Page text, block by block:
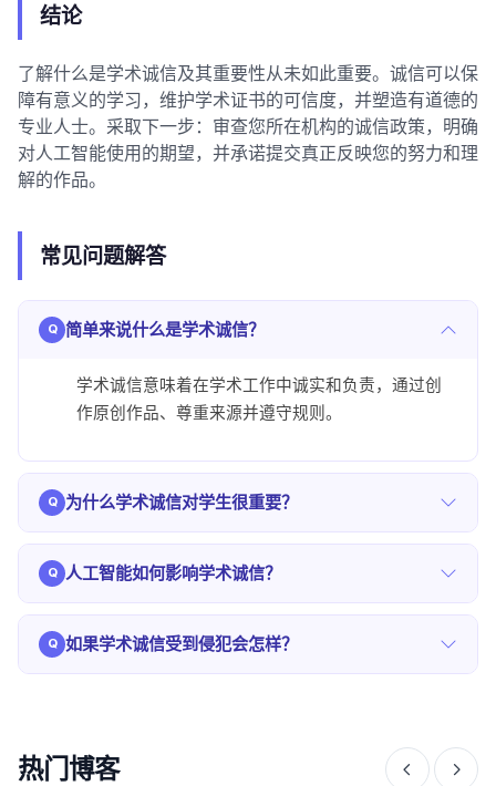
结论
了解什么是学术诚信及其重要性从未如此重要。诚信可以保
障有意义的学习，维护学术证书的可信度，并塑造有道德的
专业人士。采取下一步：审查您所在机构的诚信政策，明确
对人工智能使用的期望，并承诺提交真正反映您的努力和理
解的作品。
常见问题解答
简单来说什么是学术诚信？
学术诚信意味着在学术工作中诚实和负责，通过创
作原创作品、尊重来源并遵守规则。
为什么学术诚信对学生很重要？
它帮助学生深入学习，培养真正的技能，获得可信
的资格，并为未来职业中的道德行为做好准备。
人工智能如何影响学术诚信？
如果透明和负责任地使用人工智能，它可以支持学
习，但滥用可能会导致抄袭或不诚实。
如果学术诚信受到侵犯会怎样？
热门博客